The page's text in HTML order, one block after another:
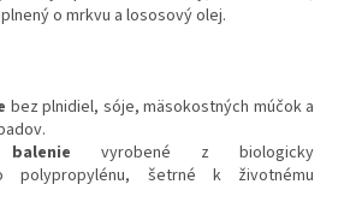
o mrkvu a lososový olej.
bez plnidiel, sóje, mäsokostných múčok a
vyrobené z biologicky
polypropylénu, šetrné k životnému